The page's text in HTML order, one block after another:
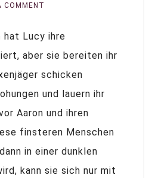
COMMENT
hat Lucy ihre
aber sie bereiten ihr
schicken
und lauern ihr
Aaron und ihren
finsteren Menschen
in einer dunklen
kann sie sich nur mit